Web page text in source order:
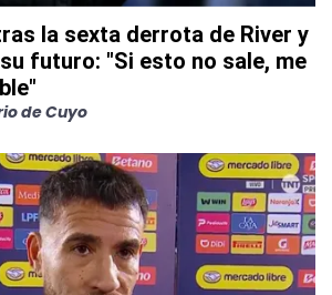
la sexta derrota de River y
futuro: "Si esto no sale, me
de Cuyo